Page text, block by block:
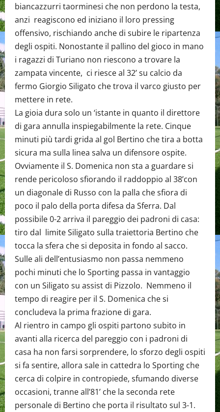
biancazzurri taorminesi che non perdono la testa,
anzi reagiscono ed iniziano il loro pressing
offensivo, rischiando anche di subire le ripartenza
degli ospiti. Nonostante il pallino del gioco in mano
i ragazzi di Turiano non riescono a trovare la
zampata vincente, ci riesce al 32’ su calcio da
fermo Giorgio Siligato che trova il varco giusto per
mettere in rete.
La gioia dura solo un ‘istante in quanto il direttore
di gara annulla inspiegabilmente la rete. Cinque
minuti più tardi grida al gol Bertino che tira a botta
sicura ma sulla linea salva un difensore ospite.
Ovviamente il S. Domenica non sta a guardare si
rende pericoloso sfiorando il raddoppio al 38’con
un diagonale di Russo con la palla che sfiora di
poco il palo della porta difesa da Sferra. Dal
possibile 0-2 arriva il pareggio dei padroni di casa:
tiro dal limite Siligato sulla traiettoria Bertino che
tocca la sfera che si deposita in fondo al sacco.
Sulle ali dell’entusiasmo non passa nemmeno
pochi minuti che lo Sporting passa in vantaggio
con un Siligato su assist di Pizzolo. Nemmeno il
tempo di reagire per il S. Domenica che si
concludeva la prima frazione di gara.
Al rientro in campo gli ospiti partono subito in
avanti alla ricerca del pareggio con i padroni di
casa ha non farsi sorprendere, lo sforzo degli ospiti
si fa sentire, allora sale in cattedra lo Sporting che
cerca di colpire in contropiede, sfumando diverse
occasioni, tranne all’81’ che la seconda rete
personale di Bertino che porta il risultato sul 3-1.